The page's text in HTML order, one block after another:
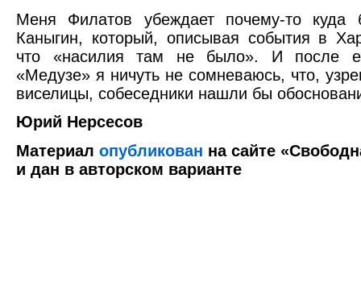
Меня Филатов убеждает почему-то куда
Каныгин, который, описывая события в
что «насилия там не было». И после
«Медузе» я ничуть не сомневаюсь, что,
виселицы, собеседники нашли бы
Юрий Нерсесов
Материал опубликован на сайте
и дан в авторском варианте